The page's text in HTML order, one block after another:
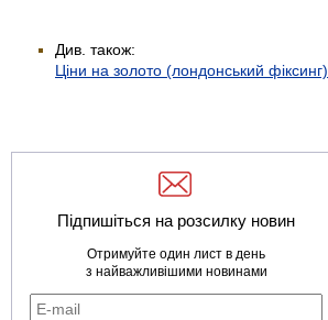
Див. також:
Ціни на золото (лондонський фіксинг)
Підпишіться на розсилку новин
Отримуйте один лист в день
з найважливішими новинами